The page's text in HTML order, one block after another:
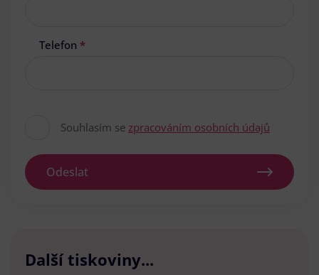
Telefon *
Souhlasím se zpracováním osobních údajů
Odeslat
Další tiskoviny...